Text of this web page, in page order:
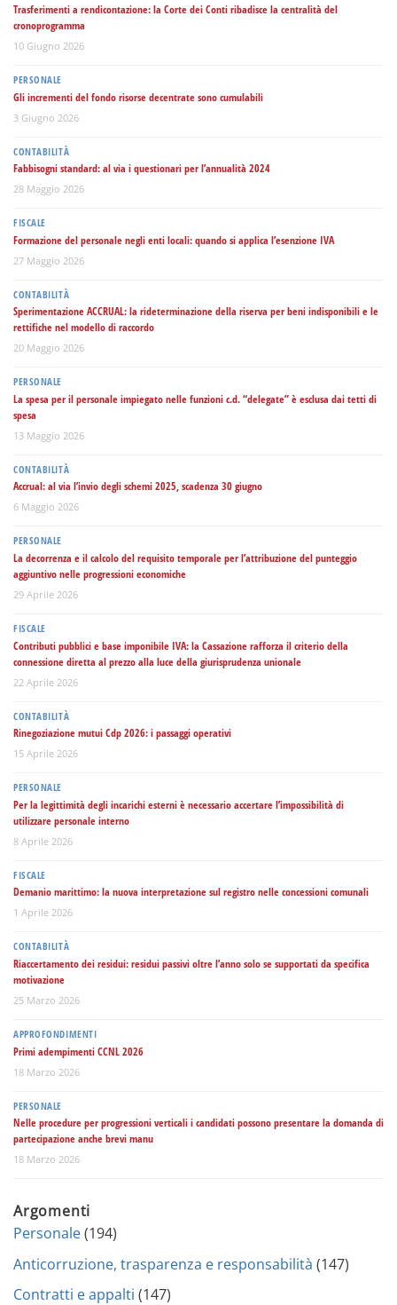
Trasferimenti a rendicontazione: la Corte dei Conti ribadisce la centralità del
cronoprogramma
10 Giugno 2026
PERSONALE
Gli incrementi del fondo risorse decentrate sono cumulabili
3 Giugno 2026
CONTABILITÀ
Fabbisogni standard: al via i questionari per l’annualità 2024
28 Maggio 2026
FISCALE
Formazione del personale negli enti locali: quando si applica l’esenzione IVA
27 Maggio 2026
CONTABILITÀ
Sperimentazione ACCRUAL: la rideterminazione della riserva per beni indisponibili e le
rettifiche nel modello di raccordo
20 Maggio 2026
PERSONALE
La spesa per il personale impiegato nelle funzioni c.d. “delegate” è esclusa dai tetti di
spesa
13 Maggio 2026
CONTABILITÀ
Accrual: al via l’invio degli schemi 2025, scadenza 30 giugno
6 Maggio 2026
PERSONALE
La decorrenza e il calcolo del requisito temporale per l’attribuzione del punteggio
aggiuntivo nelle progressioni economiche
29 Aprile 2026
FISCALE
Contributi pubblici e base imponibile IVA: la Cassazione rafforza il criterio della
connessione diretta al prezzo alla luce della giurisprudenza unionale
22 Aprile 2026
CONTABILITÀ
Rinegoziazione mutui Cdp 2026: i passaggi operativi
15 Aprile 2026
PERSONALE
Per la legittimità degli incarichi esterni è necessario accertare l’impossibilità di
utilizzare personale interno
8 Aprile 2026
FISCALE
Demanio marittimo: la nuova interpretazione sul registro nelle concessioni comunali
1 Aprile 2026
CONTABILITÀ
Riaccertamento dei residui: residui passivi oltre l’anno solo se supportati da specifica
motivazione
25 Marzo 2026
APPROFONDIMENTI
Primi adempimenti CCNL 2026
18 Marzo 2026
PERSONALE
Nelle procedure per progressioni verticali i candidati possono presentare la domanda di
partecipazione anche brevi manu
18 Marzo 2026
Argomenti
Personale(194)
Anticorruzione, trasparenza e responsabilità (147)
Contratti e appalti (147)